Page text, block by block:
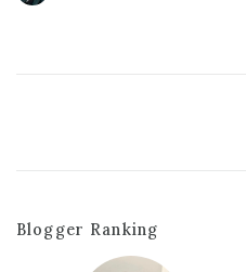
Blogger Ranking